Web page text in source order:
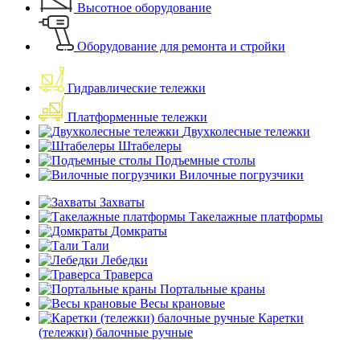
Высотное оборудование
Оборудование для ремонта и стройки
Гидравлические тележки
Платформенные тележки
Двухколесные тележки
Штабелеры
Подъемные столы
Вилочные погрузчики
Захваты
Такелажные платформы
Домкраты
Тали
Лебедки
Траверса
Портальные краны
Весы крановые
Каретки
(тележки) балочные ручные